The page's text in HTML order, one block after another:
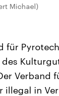
Michael)
für
Verband
illegal in